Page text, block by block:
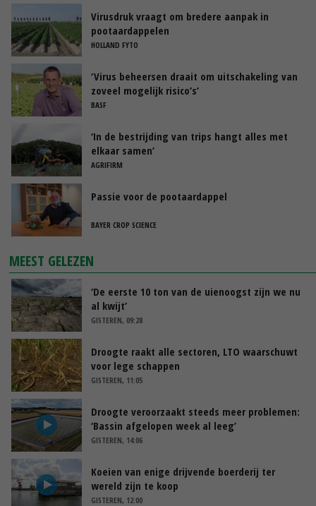
Virusdruk vraagt om bredere aanpak in
pootaardappelen
HOLLAND FYTO
‘Virus beheersen draait om uitschakeling van
zoveel mogelijk risico’s’
BASF
‘In de bestrijding van trips hangt alles met
elkaar samen’
AGRIFIRM
Passie voor de pootaardappel
BAYER CROP SCIENCE
MEEST GELEZEN
‘De eerste 10 ton van de uienoogst zijn we nu
al kwijt’
GISTEREN, 09:28
Droogte raakt alle sectoren, LTO waarschuwt
voor lege schappen
GISTEREN, 11:05
Droogte veroorzaakt steeds meer problemen:
‘Bassin afgelopen week al leeg’
GISTEREN, 14:06
Koeien van enige drijvende boerderij ter
wereld zijn te koop
GISTEREN, 12:00